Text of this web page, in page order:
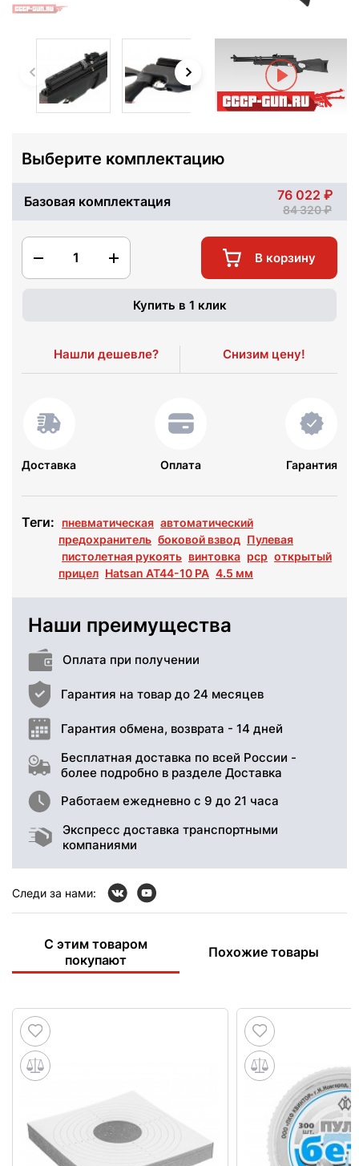
Выберите комплектацию
Базовая комплектация 76 022
84 320
1 В корзину
Купить в 1 клик
Нашли дешевле? Снизим цену!
Доставка Оплата Гарантия
Теги: пневматическая автоматический
предохранитель боковой взвод Пулевая
пистолетная рукоять винтовка pcp открытый
прицел Hatsan AT44-10 PA 4.5 мм
Наши преимущества
Оплата при получении
Гарантия на товар до 24 месяцев
Гарантия обмена, возврата - 14 дней
Бесплатная доставка по всей России -
более подробно в разделе Доставка
Работаем ежедневно с 9 до 21 часа
Экспресс доставка транспортными
компаниями
Следи за нами:
С этим товаром
покупают
Похожие товары